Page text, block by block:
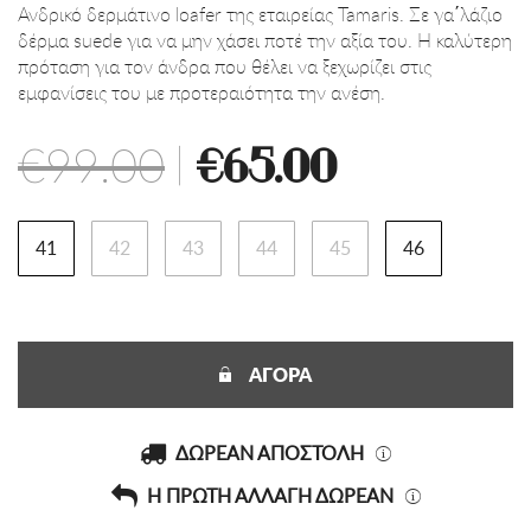
Ανδρικό δερμάτινο loafer της εταιρείας Tamaris. Σε γα΄λάζιο
δέρμα suede για να μην χάσει ποτέ την αξία του. Η καλύτερη
πρόταση για τον άνδρα που θέλει να ξεχωρίζει στις
εμφανίσεις του με προτεραιότητα την ανέση.
€99.00 €65.00
41 42 43 44 45 46
ΑΓΟΡΑ
ΔΩΡΕΑΝ ΑΠΟΣΤΟΛΗ
Η ΠΡΩΤΗ ΑΛΛΑΓΗ ΔΩΡΕΑΝ